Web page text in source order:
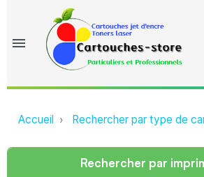
menu
Accueil Rechercher par type de
Rechercher par